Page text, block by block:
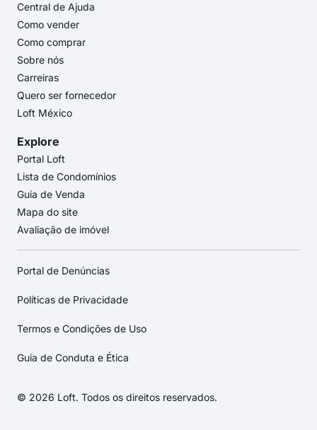
Central de Ajuda
Como vender
Como comprar
Sobre nós
Carreiras
Quero ser fornecedor
Loft México
Explore
Portal Loft
Lista de Condomínios
Guia de Venda
Mapa do site
Avaliação de imóvel
Portal de Denúncias
Políticas de Privacidade
Termos e Condições de Uso
Guia de Conduta e Ética
© 2026 Loft. Todos os direitos reservados.